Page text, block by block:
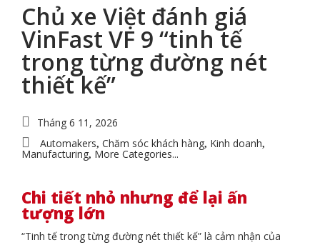
Chủ xe Việt đánh giá
VinFast VF 9 “tinh tế
trong từng đường nét
thiết kế”
Tháng 6 11, 2026
Automakers, Chăm sóc khách hàng, Kinh doanh,
Manufacturing, More Categories...
Chi tiết nhỏ nhưng để lại ấn
tượng lớn
“Tinh tế trong từng đường nét thiết kế” là cảm nhận của